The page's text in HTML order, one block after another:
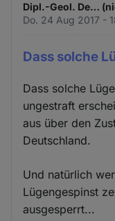
Dipl.-Geol. De…
Do. 24 Aug 2017 -
Dass solche
Dass solche
ungestraft
aus über den
Deutschland.
Und natürlich
Lügengespinst
ausgesperrt...